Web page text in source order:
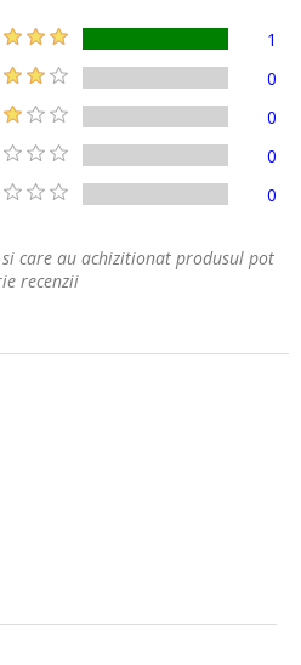
1
0
0
0
0
care au achizitionat produsul pot
recenzii